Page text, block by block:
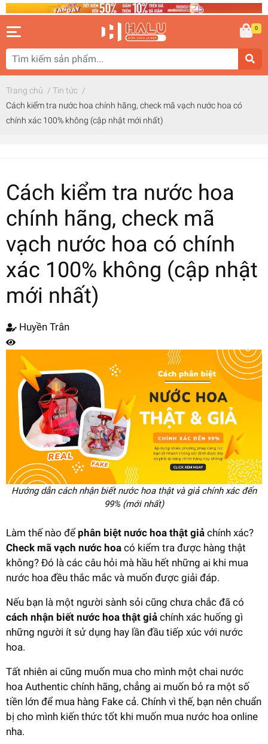
0
Trang chủ / Tin tức /
Cách kiểm tra nước hoa chính hãng, check mã vạch nước hoa có
chính xác 100% không (cập nhật mới nhất)
Cách kiểm tra nước hoa
chính hãng, check mã
vạch nước hoa có chính
xác 100% không (cập nhật
mới nhất)
Huyền Trân
Hướng dẫn cách nhận biết nước hoa thật và giả chính xác đến
99% (mới nhất)
Làm thế nào để phân biệt nước hoa thật giả chính xác?
Check mã vạch nước hoa có kiểm tra được hàng thật
không? Đó là các câu hỏi mà hầu hết những ai khi mua
nước hoa đều thắc mắc và muốn được giải đáp.
Nếu bạn là một người sành sỏi cũng chưa chắc đã có
cách nhận biết nước hoa thật giả chính xác huống gì
những người ít sử dụng hay lần đầu tiếp xúc với nước
hoa.
Tất nhiên ai cũng muốn mua cho mình một chai nước
hoa Authentic chính hãng, chẳng ai muốn bỏ ra một số
tiền lớn để mua hàng Fake cả. Chính vì thế, bạn nên chuẩn
bị cho mình kiến thức tốt khi muốn mua nước hoa online
nha.